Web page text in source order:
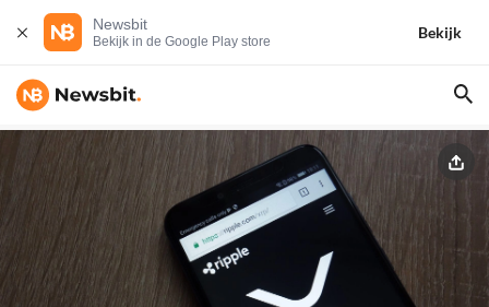
Newsbit
Bekijk in de Google Play store
Bekijk